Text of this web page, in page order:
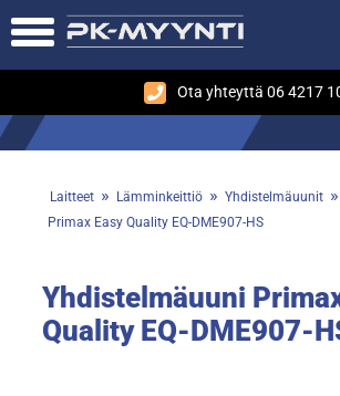
Ota yhteyttä 06 4217
Laitteet » Lämminkeittiö » Yhdistelmäuunit »
Primax Easy Quality EQ-DME907-HS
Yhdistelmäuuni
Quality EQ-DME907-